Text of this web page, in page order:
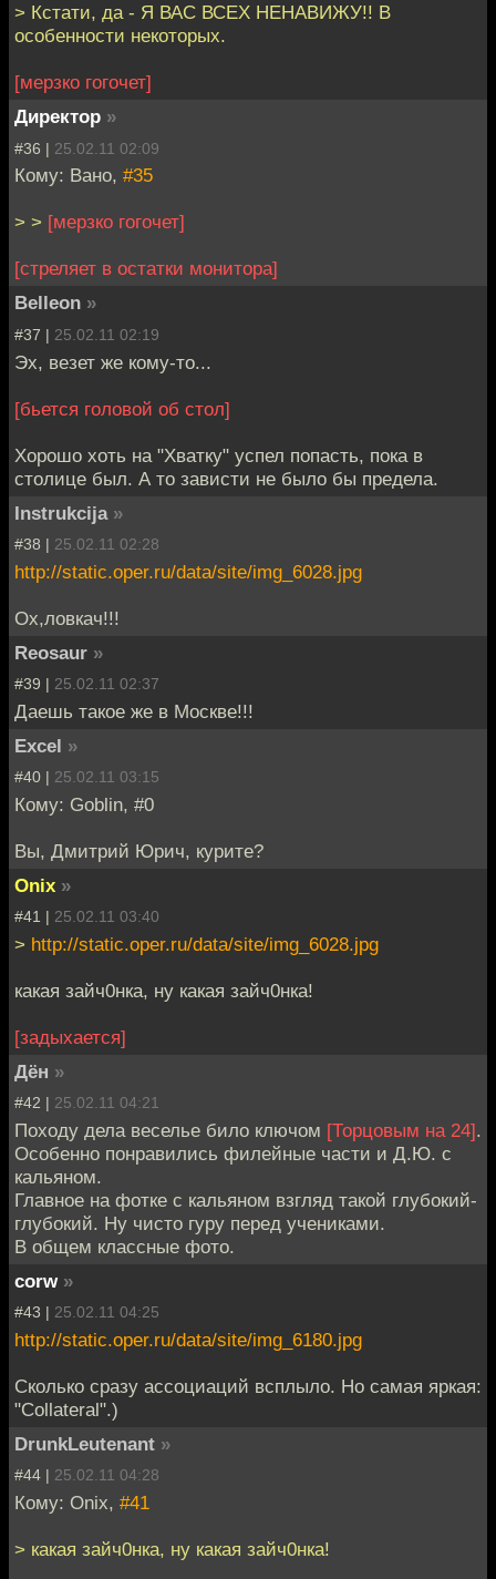
> Кстати, да - Я ВАС ВСЕХ НЕНАВИЖУ!! В
особенности некоторых.
[мерзко гогочет]
Директор »
#36 | 25.02.11 02:09
Кому: Вано, #35
> > [мерзко гогочет]
[стреляет в остатки монитора]
Belleon »
#37 | 25.02.11 02:19
Эх, везет же кому-то...
[бьется головой об стол]
Хорошо хоть на "Хватку" успел попасть, пока в
столице был. А то зависти не было бы предела.
Instrukcija »
#38 | 25.02.11 02:28
http://static.oper.ru/data/site/img_6028.jpg
Ох,ловкач!!!
Reosaur »
#39 | 25.02.11 02:37
Даешь такое же в Москве!!!
Excel »
#40 | 25.02.11 03:15
Кому: Goblin, #0
Вы, Дмитрий Юрич, курите?
Onix »
#41 | 25.02.11 03:40
> http://static.oper.ru/data/site/img_6028.jpg
какая зайч0нка, ну какая зайч0нка!
[задыхается]
Дён »
#42 | 25.02.11 04:21
Походу дела веселье било ключом [Торцовым на 24].
Особенно понравились филейные части и Д.Ю. с
кальяном.
Главное на фотке с кальяном взгляд такой глубокий-
глубокий. Ну чисто гуру перед учениками.
В общем классные фото.
corw »
#43 | 25.02.11 04:25
http://static.oper.ru/data/site/img_6180.jpg
Сколько сразу ассоциаций всплыло. Но самая яркая:
"Collateral".)
DrunkLeutenant »
#44 | 25.02.11 04:28
Кому: Onix, #41
> какая зайч0нка, ну какая зайч0нка!